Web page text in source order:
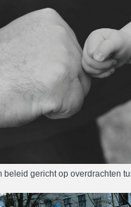
beleid gericht op overdrachten